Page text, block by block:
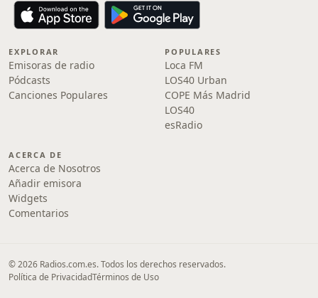
EXPLORAR
Emisoras de radio
Pódcasts
Canciones Populares
POPULARES
Loca FM
LOS40 Urban
COPE Más Madrid
LOS40
esRadio
ACERCA DE
Acerca de Nosotros
Añadir emisora
Widgets
Comentarios
© 2026 Radios.com.es. Todos los derechos reservados.
Política de PrivacidadTérminos de Uso